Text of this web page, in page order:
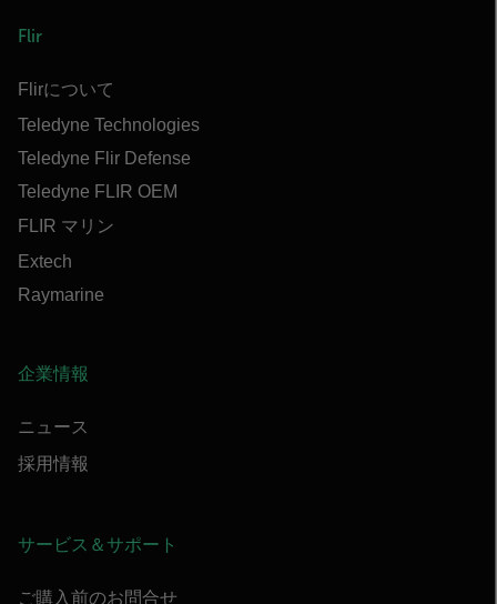
Flir
Flirについて
Teledyne Technologies
Teledyne Flir Defense
Teledyne FLIR OEM
FLIR マリン
Extech
Raymarine
企業情報
ニュース
採用情報
サービス＆サポート
ご購入前のお問合せ